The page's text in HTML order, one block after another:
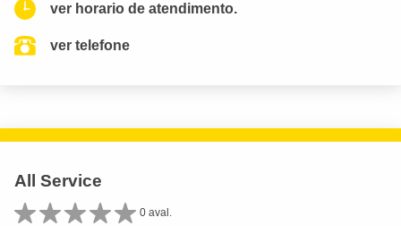
ver horario de atendimento.
ver telefone
All Service
0 aval.